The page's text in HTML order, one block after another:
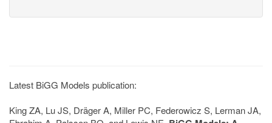
Latest BiGG Models publication:
King ZA, Lu JS, Dräger A, Miller PC, Federowicz S, Lerman JA,